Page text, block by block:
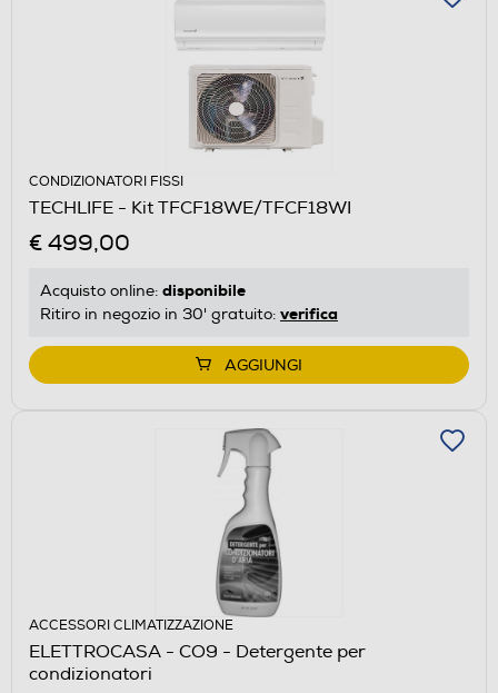
CONDIZIONATORI FISSI
TECHLIFE - Kit TFCF18WE/TFCF18WI
€ 499,00
Acquisto online: disponibile
Ritiro in negozio in 30' gratuito: verifica
AGGIUNGI
ACCESSORI CLIMATIZZAZIONE
ELETTROCASA - CO9 - Detergente per
condizionatori